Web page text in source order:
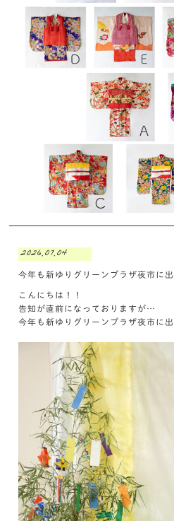
2026.07.04
今年も新ゆりグリーンプラザ夜市に出
こんにちは！！
告知が直前になっておりますが…
今年も新ゆりグリーンプラザ夜市に出